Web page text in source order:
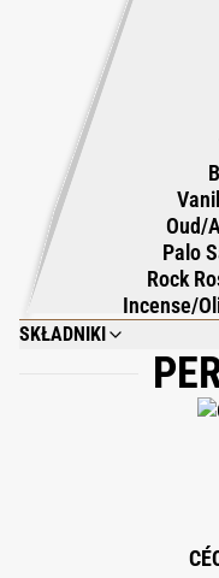
Oud/
Palo
Rock
Incense/
SKŁADNIKI
ALCOHOL DENAT, PARFUM,
BENZYL SALICYLATE,
CITRONELLOL, CINNAMAL,